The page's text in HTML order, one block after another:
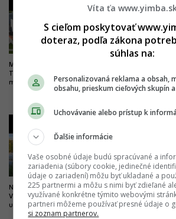
Milióny do vyššieho vzdelania.
Trenčín chce byť univerzitným
mestom, buduje nový kampus
Bratislavy
Nová pýcha mesta kultúry.
Výnimočný park čoskoro doplní
unikátny most
Dobré
nemocníc.
projektov
Víta ťa
S cieľom poskytovať
doteraz, podľa zákona
súhlas na:
Personalizovaná reklama a obsah,
obsahu, prieskum cieľových skupín
Uchovávanie alebo prístup k
Ďalšie informácie
Vaše osobné údaje budú spracúvané a
zariadenia (súbory cookie, jedinečné
údaje o zariadení) môžu byť ukladané a
225 partnermi a môžu s nimi byť zdieľané
využívané konkrétne týmito webovými
partneri môžeme používať presné údaje o
si zoznam partnerov.